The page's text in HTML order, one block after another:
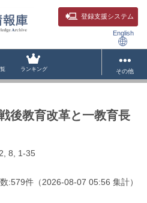
登録支援システム
English
ランキング その他
後教育改革と一教育長
8, 1-35
:579件 （2026-08-07 05:56 集計）